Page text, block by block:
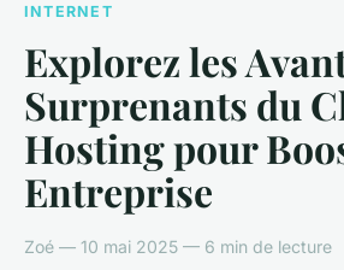
INTERNET
Explorez les
Surprenants du
Hosting pour
Entreprise
Zoé — 10 mai 2025 — 6 min de lecture